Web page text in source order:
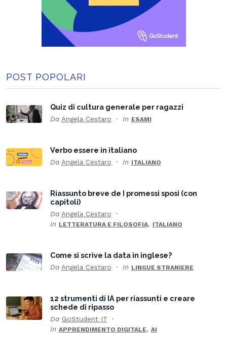
POST POPOLARI
Quiz di cultura generale per ragazzi
Da Angela Cestaro In ESAMI
Verbo essere in italiano
Da Angela Cestaro In ITALIANO
Riassunto breve de I promessi sposi (con
capitoli)
Da Angela Cestaro
In LETTERATURA E FILOSOFIA, ITALIANO
Come si scrive la data in inglese?
Da Angela Cestaro In LINGUE STRANIERE
12 strumenti di IA per riassunti e creare
schede di ripasso
Da GoStudent IT
In APPRENDIMENTO DIGITALE, AI